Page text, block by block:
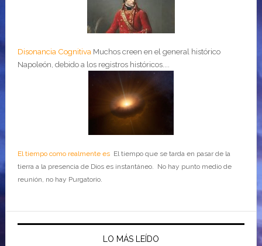
Disonancia Cognitiva Muchos creen en el general histórico
Napoleón, debido a los registros históricos....
El tiempo como realmente esEl tiempo que se tarda en pasar de la
tierra a la presencia de Dios es instantáneo. No hay punto medio de
reunión, no hay Purgatorio.
LO MÁS LEÍDO